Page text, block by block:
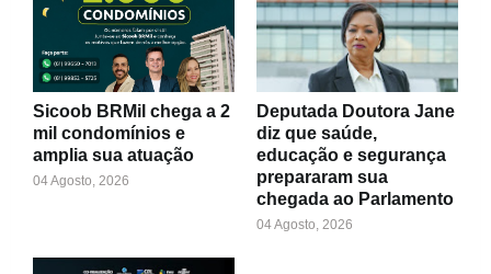
Sicoob BRMil chega a 2
mil condomínios e
amplia sua atuação
04 Agosto, 2026
Deputada Doutora Jane
diz que saúde,
educação e segurança
prepararam sua
chegada ao Parlamento
04 Agosto, 2026